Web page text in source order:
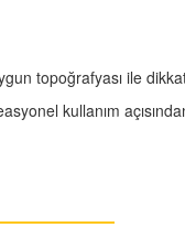
topoğrafyası ile
kullanım